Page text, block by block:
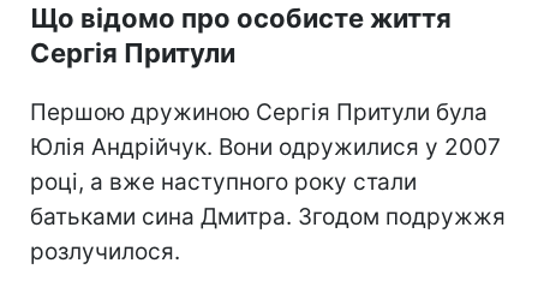
Що відомо про особисте життя
Сергія Притули
Першою дружиною Сергія Притули була
Юлія Андрійчук. Вони одружилися у 2007
році, а вже наступного року стали
батьками сина Дмитра. Згодом подружжя
розлучилося.